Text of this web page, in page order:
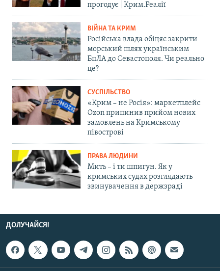
прогодує | Крим.Реалії
ВІЙНА ТА КРИМ
Російська влада обіцяє закрити
морський шлях українським
БпЛА до Севастополя. Чи реально
це?
СУСПІЛЬСТВО
«Крим – не Росія»: маркетплейс
Ozon припинив прийом нових
замовлень на Кримському
півострові
ПРАВА ЛЮДИНИ
Мить – і ти шпигун. Як у
кримських судах розглядають
звинувачення в держзраді
ДОЛУЧАЙСЯ!